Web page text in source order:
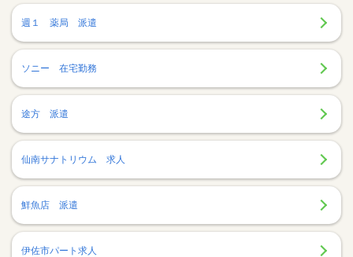
週１ 薬局 派遣
ソニー 在宅勤務
途方 派遣
仙南サナトリウム 求人
鮮魚店 派遣
伊佐市パート求人